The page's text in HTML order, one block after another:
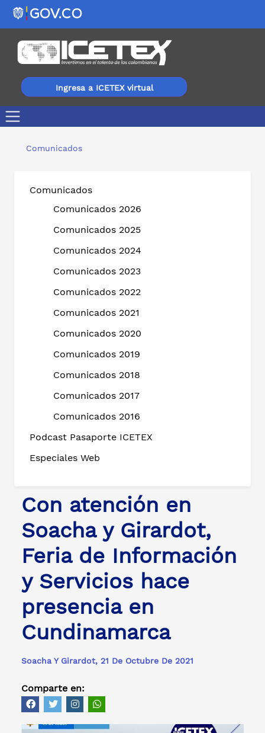
Ingresa a ICETEX virtual
Comunicados
Comunicados
Comunicados 2026
Comunicados 2025
Comunicados 2024
Comunicados 2023
Comunicados 2022
Comunicados 2021
Comunicados 2020
Comunicados 2019
Comunicados 2018
Comunicados 2017
Comunicados 2016
Podcast Pasaporte ICETEX
Especiales Web
Con atención en
Soacha y Girardot,
Feria de Información
y Servicios hace
presencia en
Cundinamarca
Soacha Y Girardot, 21 De Octubre De 2021
Comparte en: